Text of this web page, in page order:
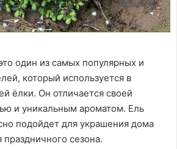
один из самых популярных и
который используется в
ёлки. Он отличается своей
и уникальным ароматом. Ель
подойдет для украшения дома
сезона.